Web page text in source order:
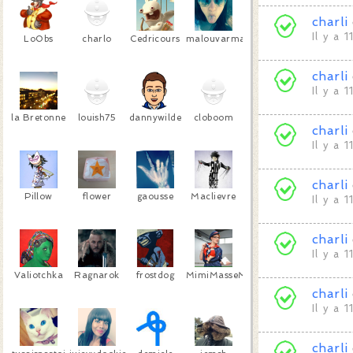
LoObs charlo Cedricours malouvarma
la Bretonne louish75 dannywilde cloboom
Pillow flower gaousse Maclievre
Valiotchka Ragnarok frostdog MimiMasseMonsieur
charli
Il y a
charli
Il y a
charli
Il y a
charli
Il y a
charli
Il y a
charli
Il y a
charli